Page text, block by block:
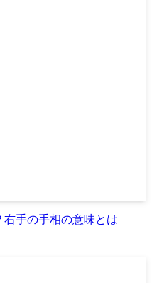
手の手相の意味とは